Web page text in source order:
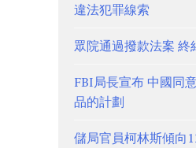
違法犯罪線索
眾院通過撥款法案 終
FBI局長宣布 中國同
品的計劃
儲局官員柯林斯傾